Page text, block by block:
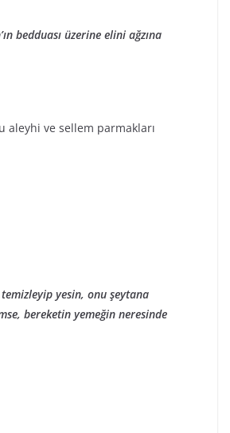
bedduası üzerine elini ağzına
aleyhi ve sellem parmakları
yesin, onu şeytana
bereketin yemeğin neresinde